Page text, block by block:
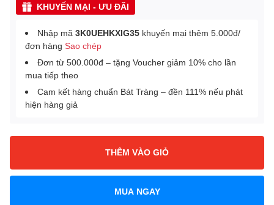
KHUYẾN MẠI - ƯU ĐÃI
Nhập mã 3K0UEHKXIG35 khuyến mại thêm 5.000đ/
đơn hàng Sao chép
Đơn từ 500.000đ – tặng Voucher giảm 10% cho lần
mua tiếp theo
Cam kết hàng chuẩn Bát Tràng – đền 111% nếu phát
hiện hàng giả
THÊM VÀO GIỎ
MUA NGAY